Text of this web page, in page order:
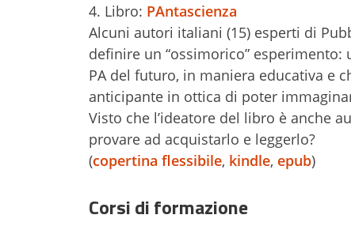
4. Libro: PAntascienza
Alcuni autori italiani (15) esperti di
definire un “ossimorico” esperimento:
PA del futuro, in maniera educativa e
anticipante in ottica di poter
Visto che l’ideatore del libro è anche
provare ad acquistarlo e leggerlo?
(copertina flessibile, kindle, epub)
Corsi di formazione